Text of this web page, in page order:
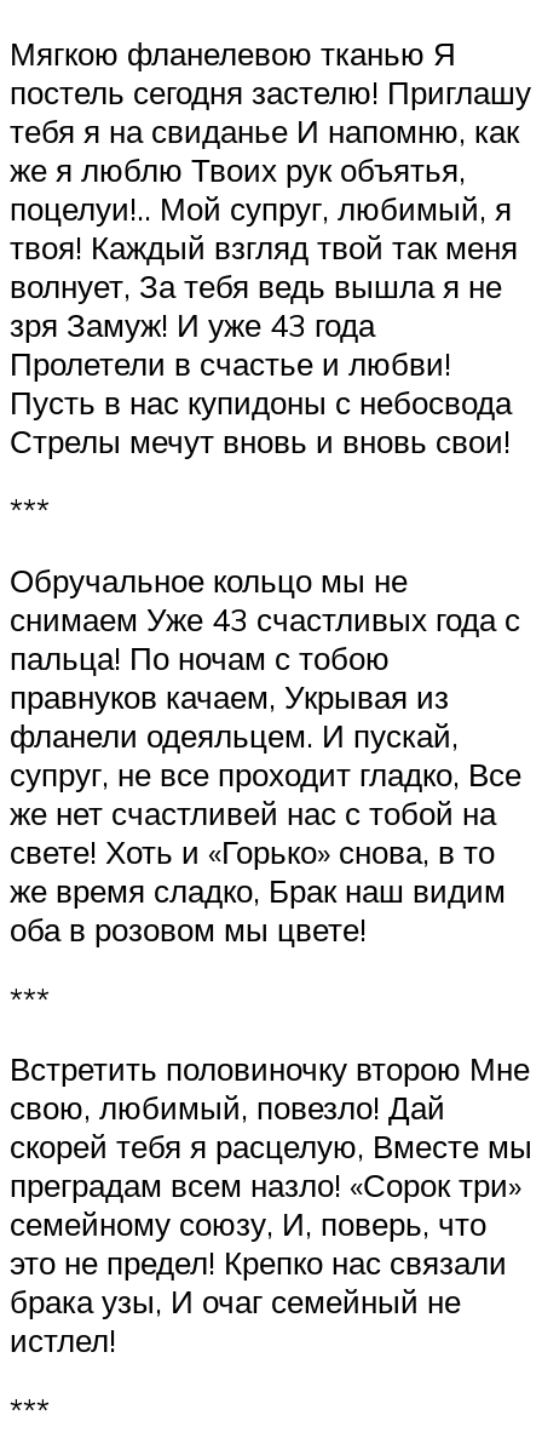
Мягкою фланелевою тканью Я
постель сегодня застелю! Приглашу
тебя я на свиданье И напомню, как
же я люблю Твоих рук объятья,
поцелуи!.. Мой супруг, любимый, я
твоя! Каждый взгляд твой так меня
волнует, За тебя ведь вышла я не
зря Замуж! И уже 43 года
Пролетели в счастье и любви!
Пусть в нас купидоны с небосвода
Стрелы мечут вновь и вновь свои!
***
Обручальное кольцо мы не
снимаем Уже 43 счастливых года с
пальца! По ночам с тобою
правнуков качаем, Укрывая из
фланели одеяльцем. И пускай,
супруг, не все проходит гладко, Все
же нет счастливей нас с тобой на
свете! Хоть и «Горько» снова, в то
же время сладко, Брак наш видим
оба в розовом мы цвете!
***
Встретить половиночку второю Мне
свою, любимый, повезло! Дай
скорей тебя я расцелую, Вместе мы
преградам всем назло! «Сорок три»
семейному союзу, И, поверь, что
это не предел! Крепко нас связали
брака узы, И очаг семейный не
истлел!
***